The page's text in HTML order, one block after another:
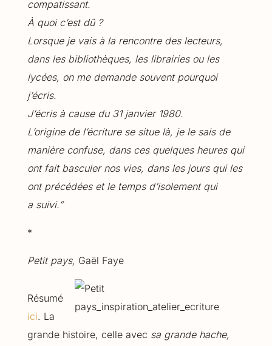
compatissant.
À quoi c’est dû ?
Lorsque je vais à la rencontre des lecteurs,
dans les bibliothèques, les librairies ou les
lycées, on me demande souvent pourquoi
j’écris.
J’écris à cause du 31 janvier 1980.
L’origine de l’écriture se situe là, je le sais de
manière confuse, dans ces quelques heures qui
ont fait basculer nos vies, dans les jours qui les
ont précédées et le temps d’isolement qui
a suivi.”
*
Petit pays, Gaël Faye
Résumé
ici. La
grande histoire, celle avec sa grande hache,